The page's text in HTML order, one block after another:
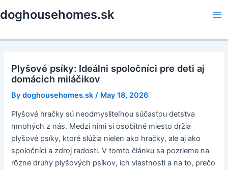
to
doghousehomes.sk
Plyšové psíky: Ideálni spoločníci pre deti aj
domácich miláčikov
Bydoghousehomes.sk / May 18, 2026
Plyšové hračky sú neodmysliteľnou súčasťou detstva
mnohých z nás. Medzi nimi si osobitné miesto držia
plyšové psíky, ktoré slúžia nielen ako hračky, ale aj ako
spoločníci a zdroj radosti. V tomto článku sa pozrieme na
rôzne druhy plyšových psíkov, ich vlastnosti a na to, prečo